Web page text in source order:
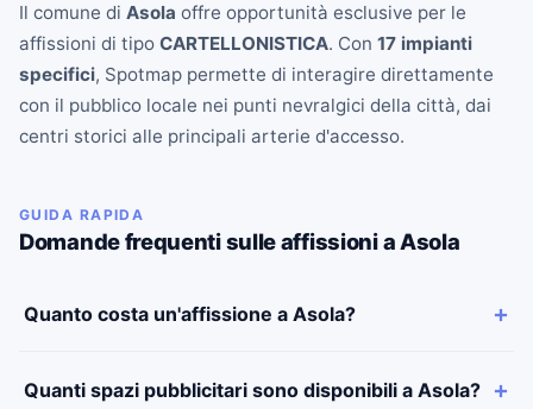
Il comune di Asola offre opportunità esclusive per le
affissioni di tipo CARTELLONISTICA. Con 17 impianti
specifici, Spotmap permette di interagire direttamente
con il pubblico locale nei punti nevralgici della città, dai
centri storici alle principali arterie d'accesso.
GUIDA RAPIDA
Domande frequenti sulle affissioni a Asola
Quanto costa un'affissione a Asola?
Quanti spazi pubblicitari sono disponibili a Asola?